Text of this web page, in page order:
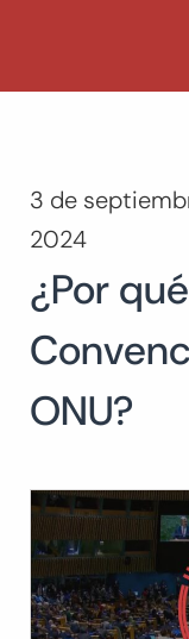
Buscar:
3 de
2024
¿Por
ONU?